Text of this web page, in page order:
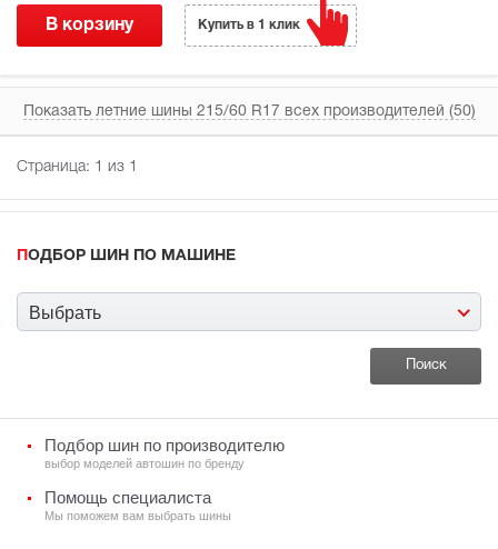
В корзину Купить в 1 клик
Показать летние шины 215/60 R17 всех производителей (50)
Страница: 1 из 1
ПОДБОР ШИН ПО МАШИНЕ
Выбрать
Подбор шин по производителю
выбор моделей автошин по бренду
Помощь специалиста
Мы поможем вам выбрать шины